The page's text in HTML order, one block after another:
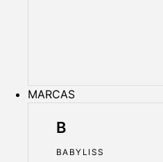
MARCAS
B
BABYLISS